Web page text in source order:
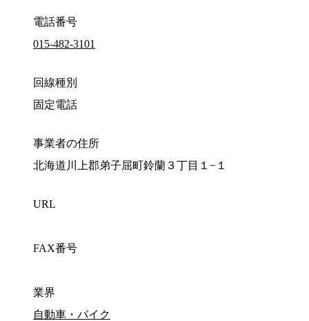
電話番号
015-482-3101
回線種別
固定電話
事業者の住所
北海道川上郡弟子屈町鈴蘭３丁目１−１
URL
FAX番号
業界
自動車・バイク